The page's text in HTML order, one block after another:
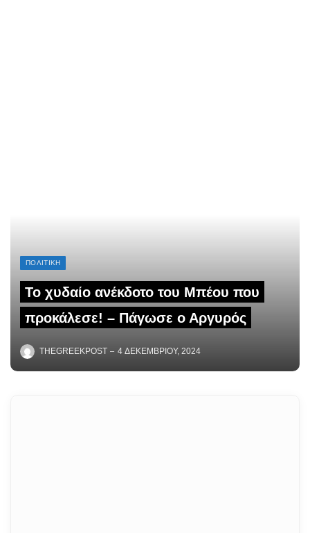
ΠΟΛΙΤΙΚΗ
Το χυδαίο ανέκδοτο του Μπέου που
προκάλεσε! – Πάγωσε ο Αργυρός
THEGREEKPOST 4 ΔΕΚΕΜΒΡΊΟΥ, 2024